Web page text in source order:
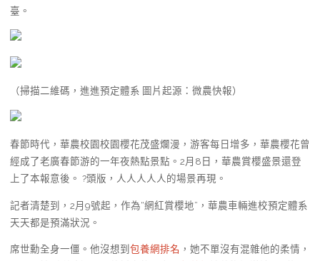
臺。
（掃描二維碼，進進預定體系 圖片起源：微農快報）
春節時代，華農校園校園櫻花茂盛爛漫，游客每日增多，華農櫻花曾
經成了老廣春節游的一年夜熱點景點。2月8日，華農賞櫻盛景還登
上了本報意後。 ?頭版，人人人人人的場景再現。
記者清楚到，2月9號起，作為“網紅賞櫻地”，華農車輛進校預定體系
天天都是預滿狀況。
席世勳全身一僵。他沒想到 包養網排名 ，她不單沒有混雜他的柔情，